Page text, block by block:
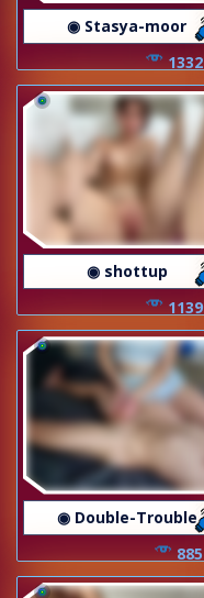
◉ Stasya-moor
1332
◉ shottup
1139
◉ Double-Trouble
885